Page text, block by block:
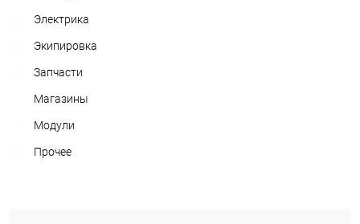
Электрика
Экипировка
Запчасти
Магазины
Модули
Прочее